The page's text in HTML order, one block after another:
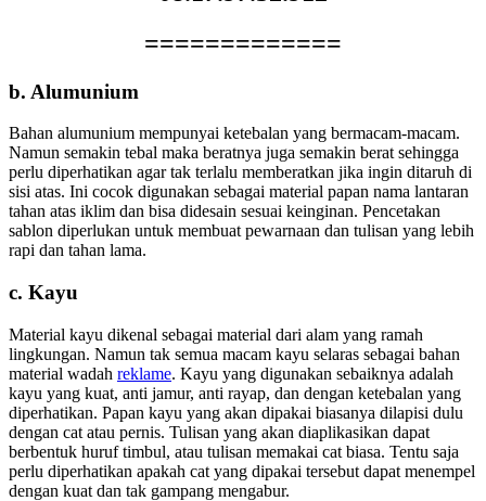
=============
b. Alumunium
Bahan alumunium mempunyai ketebalan yang bermacam-macam.
Namun semakin tebal maka beratnya juga semakin berat sehingga
perlu diperhatikan agar tak terlalu memberatkan jika ingin ditaruh di
sisi atas. Ini cocok digunakan sebagai material papan nama lantaran
tahan atas iklim dan bisa didesain sesuai keinginan. Pencetakan
sablon diperlukan untuk membuat pewarnaan dan tulisan yang lebih
rapi dan tahan lama.
c. Kayu
Material kayu dikenal sebagai material dari alam yang ramah
lingkungan. Namun tak semua macam kayu selaras sebagai bahan
material wadah reklame. Kayu yang digunakan sebaiknya adalah
kayu yang kuat, anti jamur, anti rayap, dan dengan ketebalan yang
diperhatikan. Papan kayu yang akan dipakai biasanya dilapisi dulu
dengan cat atau pernis. Tulisan yang akan diaplikasikan dapat
berbentuk huruf timbul, atau tulisan memakai cat biasa. Tentu saja
perlu diperhatikan apakah cat yang dipakai tersebut dapat menempel
dengan kuat dan tak gampang mengabur.